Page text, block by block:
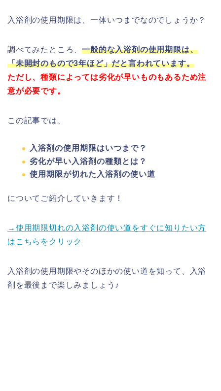
入浴剤の使用期限は、一体いつまでなのでしょうか？
調べてみたところ、一般的な入浴剤の使用期限は、
「未開封のもので3年ほど」だと言われています。
ただし、種類によっては劣化が早いものもあるため注
意が必要です。
この記事では、
入浴剤の使用期限はいつまで？
劣化が早い入浴剤の種類とは？
使用期限が切れた入浴剤の使い道
についてご紹介していきます！
→使用期限切れの入浴剤の使い道をすぐに知りたい方
はこちらをクリック
入浴剤の使用期限やそのほかの使い道を知って、入浴
剤を最後まで楽しみましょう♪